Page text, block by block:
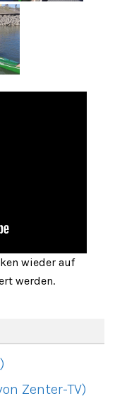
wieder auf
werden.
Zenter-TV)